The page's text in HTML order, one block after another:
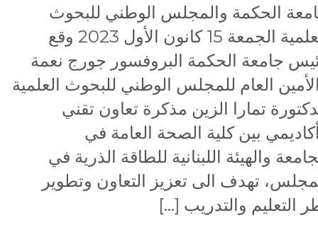
الحكمة والمجلس الوطني للبحوث
العلمية الجمعة 15 كانون الأول 2023 وقع
جامعة الحكمة البروفسور جورج نعمة
العام للمجلس الوطني للبحوث العلمية
تمارا الزين مذكرة تعاون تقني
بين كلية الصحة العامة في
والهيئة اللبنانية للطاقة الذرية في
تهدف الى تعزيز التعاون وتطوير
التعليم والتدريب […]